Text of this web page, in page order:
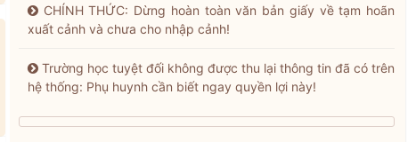
CHÍNH THỨC: Dừng hoàn toàn văn bản giấy về tạm hoãn
xuất cảnh và chưa cho nhập cảnh!
Trường học tuyệt đối không được thu lại thông tin đã có trên
hệ thống: Phụ huynh cần biết ngay quyền lợi này!